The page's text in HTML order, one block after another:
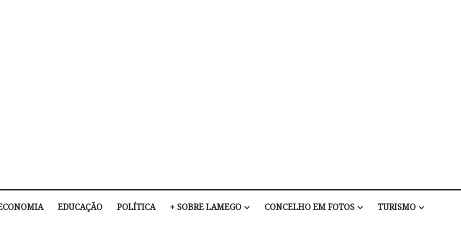
EDUCAÇÃO POLÍTICA + SOBRE LAMEGO CONCELHO EM FOTOS TURISMO